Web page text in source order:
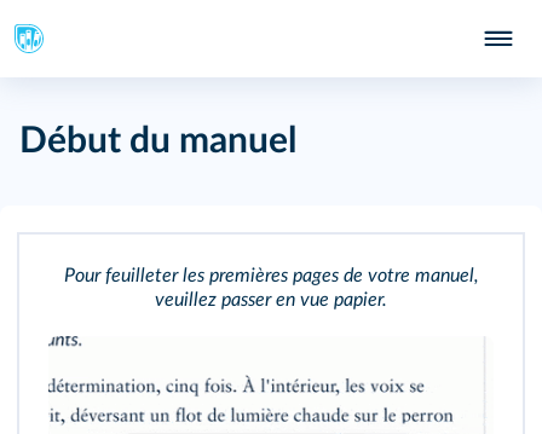
Début du manuel
Pour feuilleter les premières pages de votre manuel,
veuillez passer en vue papier.